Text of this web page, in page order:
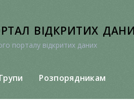
відкритих
порталу відкритих даних
Групи Розпорядникам